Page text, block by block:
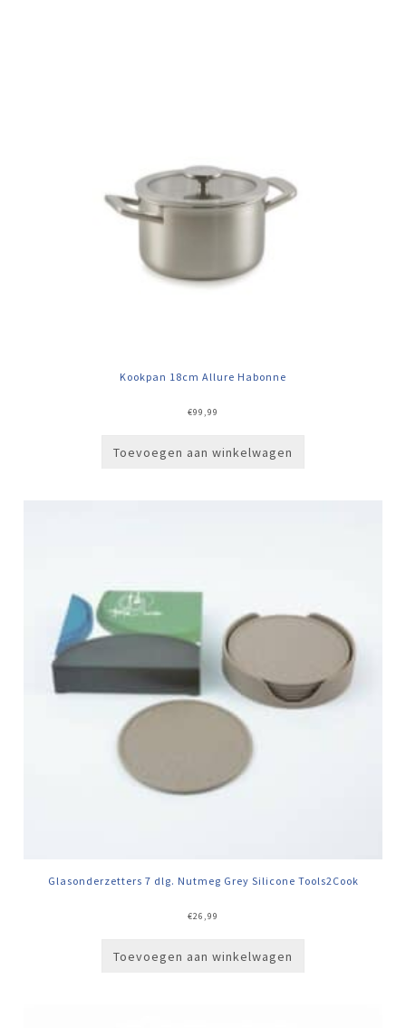
Kookpan 18cm Allure Habonne
€99,99
Toevoegen aan winkelwagen
Glasonderzetters 7 dlg. Nutmeg Grey Silicone Tools2Cook
€26,99
Toevoegen aan winkelwagen